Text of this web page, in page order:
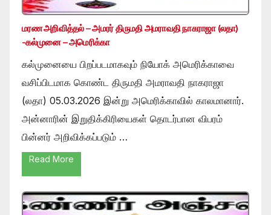
மரண அறிவித்தல் – அமரர் திருமதி அமராவதி நாகராஜா (லதா)
-கல்முனை – அமெரிக்கா
கல்முனையை பிறப்படமாகவும் நியோக் அமெரிக்காவை
வசிப்பிடமாக கொண்ட திருமதி அமராவதி நாகராஜா
(லதா) 05.03.2026 இன்று அமெரிக்காவில் காலமானார்.
அன்னாரின் இறுதிக்கிரியைகள் தொடர்பான விபரம்
பின்னர் அறிவிக்கப்படும் …
Read More